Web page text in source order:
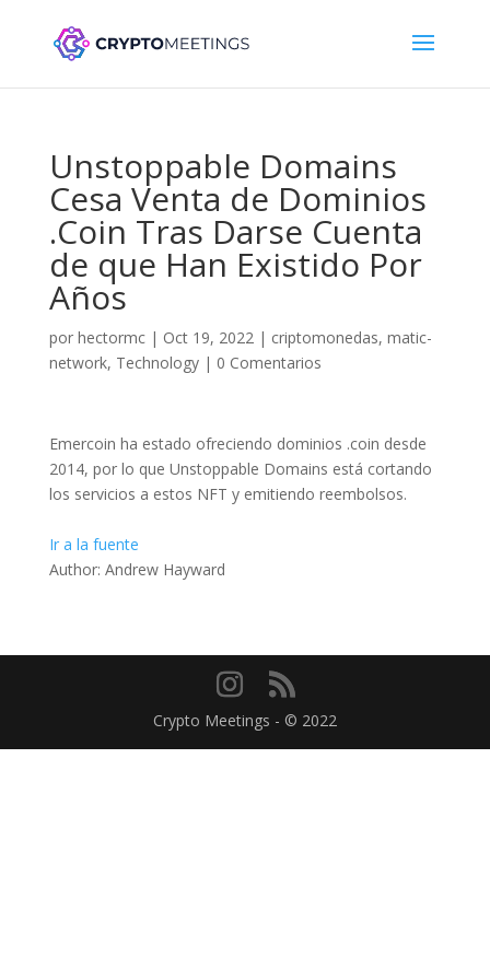
Unstoppable Domains
Cesa Venta de Dominios
.Coin Tras Darse Cuenta
de que Han Existido Por
Años
por hectormc| Oct 19, 2022| criptomonedas, matic-
network, Technology| 0 Comentarios
Emercoin ha estado ofreciendo dominios .coin desde
2014, por lo que Unstoppable Domains está cortando
los servicios a estos NFT y emitiendo reembolsos.
Ir a la fuente
Author: Andrew Hayward
Crypto Meetings - © 2022